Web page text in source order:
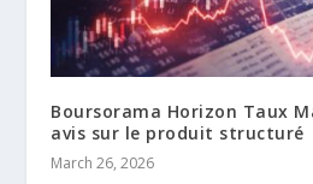
Boursorama Horizon Taux
avis sur le produit structuré
March 26, 2026